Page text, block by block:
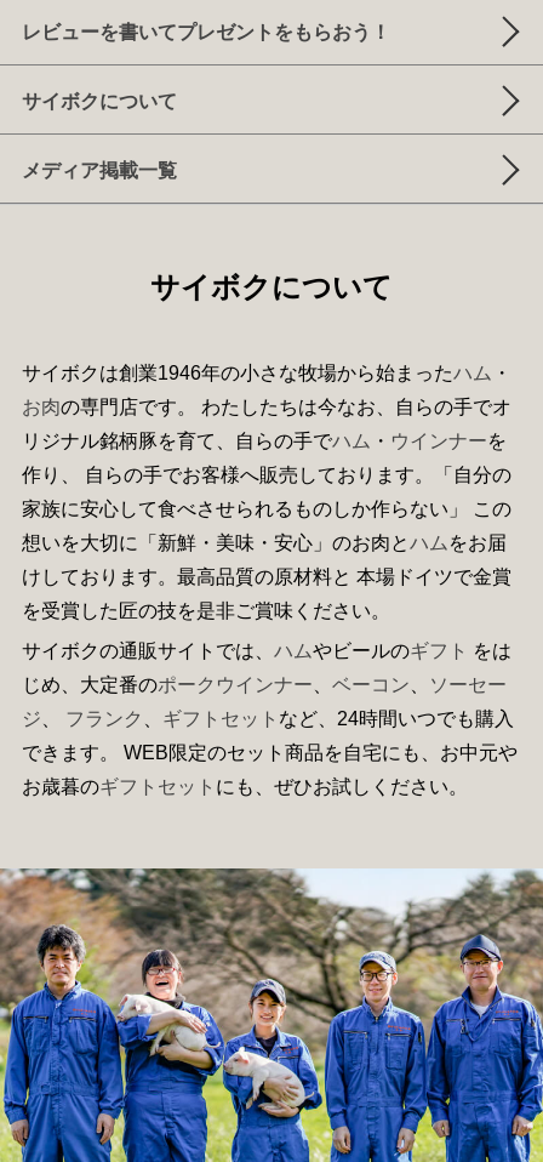
レビューを書いてプレゼントをもらおう！
サイボクについて
メディア掲載一覧
サイボクについて
サイボクは創業1946年の小さな牧場から始まったハム ・
お肉の専門店です。 わたしたちは今なお、自らの手でオ
リジナル銘柄豚を育て、自らの手でハム ・ ウインナーを
作り、 自らの手でお客様へ販売しております。「自分の
家族に安心して食べさせられるものしか作らない」 この
想いを大切に「新鮮・美味・安心」のお肉とハム をお届
けしております。最高品質の原材料と 本場ドイツで金賞
を受賞した匠の技を是非ご賞味ください。
サイボクの通販サイトでは、 ハムやビールのギフト をは
じめ、大定番のポークウインナー ベーコン
ソーセー
ジ
フランク ギフトセット など、24時間いつでも購入
できます。 WEB限定のセット商品を自宅にも、お中元や
お歳暮のギフトセット にも、ぜひお試しください。